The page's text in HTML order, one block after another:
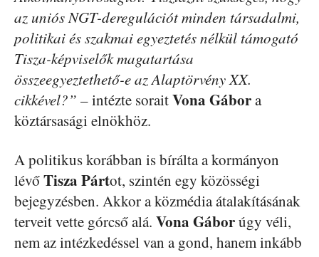
az uniós NGT-deregulációt minden társadalmi,
politikai és szakmai egyeztetés nélkül támogató
Tisza-képviselők magatartása
összeegyeztethető-e az Alaptörvény XX.
cikkével?” – intézte soraitVona Gábora
köztársasági elnökhöz.
A politikus korábban is bírálta a kormányon
lévőTisza Pártot, szintén egy közösségi
bejegyzésben. Akkor a közmédia átalakításának
terveit vette górcső alá. Vona Gáborúgy véli,
nem az intézkedéssel van a gond, hanem inkább